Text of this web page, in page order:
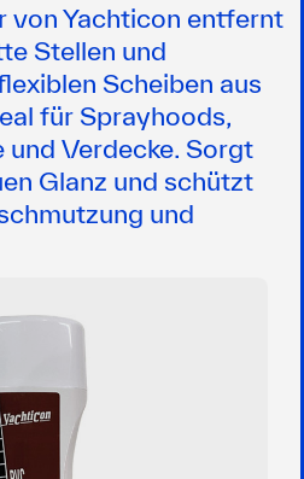
von Yachticon entfernt
Stellen und
Scheiben aus
für Sprayhoods,
und Verdecke. Sorgt
Glanz und schützt
und